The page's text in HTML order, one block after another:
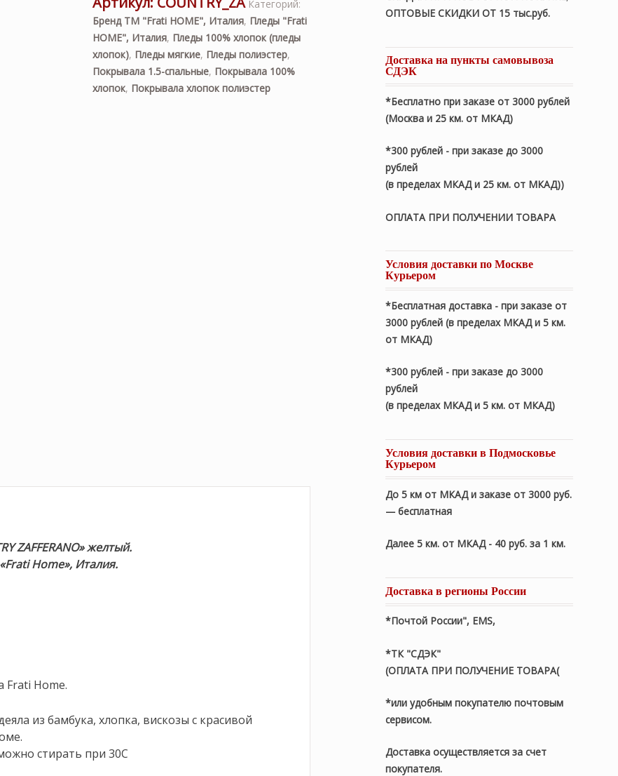
Категорий:
Бренд ТМ "Frati HOME", Италия, Пледы "Frati
HOME", Италия, Пледы 100% хлопок (пледы
хлопок), Пледы мягкие, Пледы полиэстер,
Покрывала 1.5-спальные, Покрывала 100%
хлопок, Покрывала хлопок полиэстер
ZAFFERANO» желтый.
Home», Италия.
Frati Home.
из бамбука, хлопка, вискозы с красивой
стирать при 30С
ОПТОВЫЕ СКИДКИ ОТ 15 тыс.руб.
Доставка на пункты самовывоза
СДЭК
*Бесплатно при заказе от 3000 рублей
(Москва и 25 км. от МКАД)
*300 рублей - при заказе до 3000
рублей
(в пределах МКАД и 25 км. от МКАД))
ОПЛАТА ПРИ ПОЛУЧЕНИИ ТОВАРА
Условия доставки по Москве
Курьером
*Бесплатная доставка - при заказе от
3000 рублей (в пределах МКАД и 5 км.
от МКАД)
*300 рублей - при заказе до 3000
рублей
(в пределах МКАД и 5 км. от МКАД)
Условия доставки в Подмосковье
Курьером
До 5 км от МКАД и заказе от 3000 руб.
— бесплатная
Далее 5 км. от МКАД - 40 руб. за 1 км.
Доставка в регионы России
*Почтой России", EMS,
*ТК "СДЭК"
(ОПЛАТА ПРИ ПОЛУЧЕНИЕ ТОВАРА(
*или удобным покупателю почтовым
сервисом.
Доставка осуществляется за счет
покупателя.